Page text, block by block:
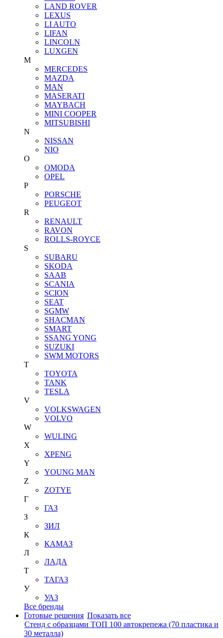
LAND ROVER
LEXUS
LI AUTO
LIFAN
LINCOLN
LUXGEN
M
MERCEDES
MAZDA
MAN
MASERATI
MAYBACH
MINI COOPER
MITSUBISHI
N
NISSAN
NIO
O
OMODA
OPEL
P
PORSCHE
PEUGEOT
R
RENAULT
RAVON
ROLLS-ROYCE
S
SUBARU
SKODA
SAAB
SCANIA
SCION
SEAT
SGMW
SHACMAN
SMART
SSANG YONG
SUZUKI
SWM MOTORS
T
TOYOTA
TANK
TESLA
V
VOLKSWAGEN
VOLVO
W
WULING
X
XPENG
Y
YOUNG MAN
Z
ZOTYE
Г
ГАЗ
З
ЗИЛ
К
КАМАЗ
Л
ЛАДА
Т
ТАГАЗ
У
УАЗ
Все бренды
Готовые решения Показать все
Стенд с образцами ТОП 100 автокрепежа (70 пластика и
30 металла)